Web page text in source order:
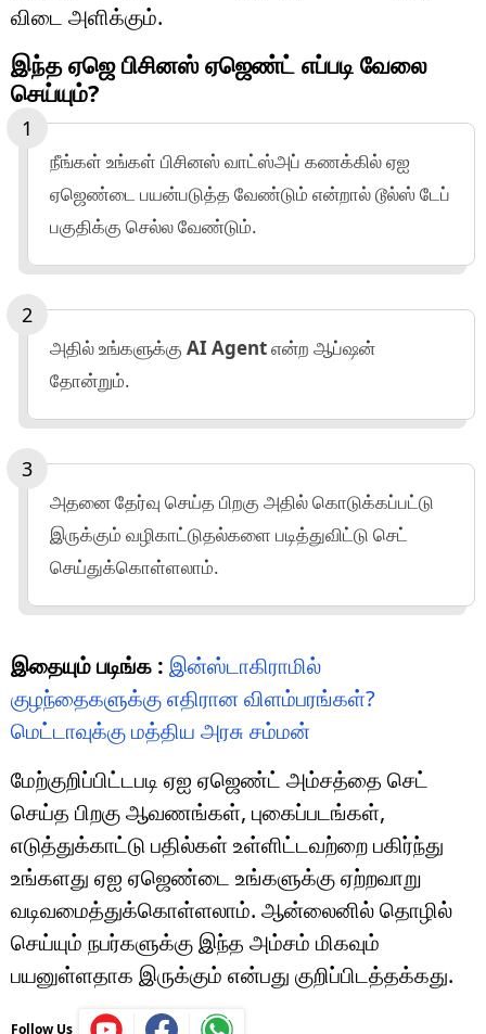
விடை அளிக்கும்.
இந்த ஏஜெ பிசினஸ் ஏஜெண்ட் எப்படி வேலை
செய்யும்?
நீங்கள் உங்கள் பிசினஸ் வாட்ஸ்அப் கணக்கில் ஏஐ
ஏஜெண்டை பயன்படுத்த வேண்டும் என்றால் டூல்ஸ் டேப்
பகுதிக்கு செல்ல வேண்டும்.
அதில் உங்களுக்கு AI Agentஎன்ற ஆப்ஷன்
தோன்றும்.
அதனை தேர்வு செய்த பிறகு அதில் கொடுக்கப்பட்டு
இருக்கும் வழிகாட்டுதல்களை படித்துவிட்டு செட்
செய்துக்கொள்ளலாம்.
இதையும் படிங்க : இன்ஸ்டாகிராமில்
குழந்தைகளுக்கு எதிரான விளம்பரங்கள்?
மெட்டாவுக்கு மத்திய அரசு சம்மன்
மேற்குறிப்பிட்டபடி ஏஐ ஏஜெண்ட் அம்சத்தை செட்
செய்த பிறகு ஆவணங்கள், புகைப்படங்கள்,
எடுத்துக்காட்டு பதில்கள் உள்ளிட்டவற்றை பகிர்ந்து
உங்களது ஏஐ ஏஜெண்டை உங்களுக்கு ஏற்றவாறு
வடிவமைத்துக்கொள்ளலாம். ஆன்லைனில் தொழில்
செய்யும் நபர்களுக்கு இந்த அம்சம் மிகவும்
பயனுள்ளதாக இருக்கும் என்பது குறிப்பிடத்தக்கது.
Follow Us